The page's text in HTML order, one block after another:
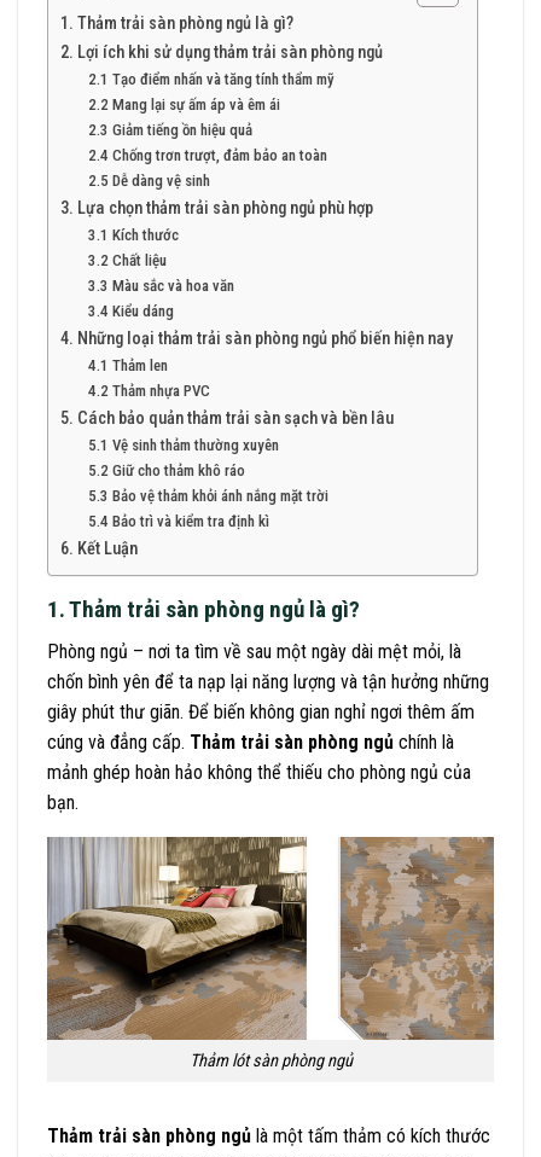
1. Thảm trải sàn phòng ngủ là gì?
2. Lợi ích khi sử dụng thảm trải sàn phòng ngủ
2.1 Tạo điểm nhấn và tăng tính thẩm mỹ
2.2 Mang lại sự ấm áp và êm ái
2.3 Giảm tiếng ồn hiệu quả
2.4 Chống trơn trượt, đảm bảo an toàn
2.5 Dễ dàng vệ sinh
3. Lựa chọn thảm trải sàn phòng ngủ phù hợp
3.1 Kích thước
3.2 Chất liệu
3.3 Màu sắc và hoa văn
3.4 Kiểu dáng
4. Những loại thảm trải sàn phòng ngủ phổ biến hiện nay
4.1 Thảm len
4.2 Thảm nhựa PVC
5. Cách bảo quản thảm trải sàn sạch và bền lâu
5.1 Vệ sinh thảm thường xuyên
5.2 Giữ cho thảm khô ráo
5.3 Bảo vệ thảm khỏi ánh nắng mặt trời
5.4 Bảo trì và kiểm tra định kì
6. Kết Luận
1. Thảm trải sàn phòng ngủ là gì?
Phòng ngủ – nơi ta tìm về sau một ngày dài mệt mỏi, là
chốn bình yên để ta nạp lại năng lượng và tận hưởng những
giây phút thư giãn. Để biến không gian nghỉ ngơi thêm ấm
cúng và đẳng cấp. Thảm trải sàn phòng ngủ chính là
mảnh ghép hoàn hảo không thể thiếu cho phòng ngủ của
bạn.
Thảm lót sàn phòng ngủ
Thảm trải sàn phòng ngủ là một tấm thảm có kích thước